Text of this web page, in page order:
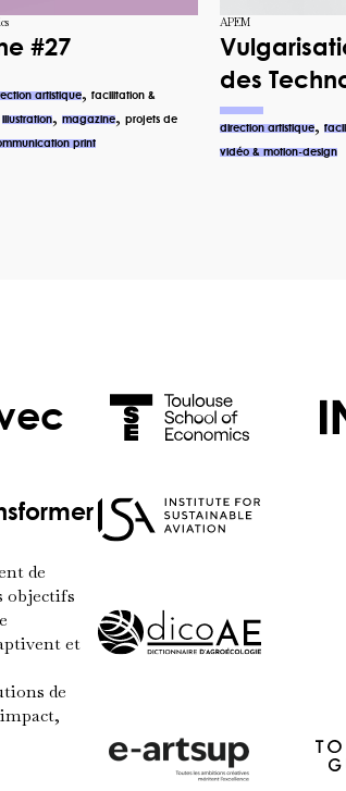
#27
artistique, facilitation &
illustration, magazine, projets de
print
APEM
des
direction artistique,
vidéo & motion-design
de
objectifs
et
de